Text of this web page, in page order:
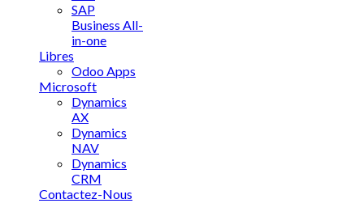
SAP
Business All-
in-one
Libres
Odoo Apps
Microsoft
Dynamics
AX
Dynamics
NAV
Dynamics
CRM
Contactez-Nous